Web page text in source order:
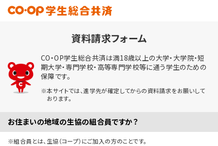
資料請求フォーム
CO・OP学生総合共済は満18歳以上の大学・大学院・短
期大学・専門学校・高等専門学校等に通う学生のための
保障です。
※本サイトでは、進学先が確定してからの資料請求をお願いして
おります。
お住まいの地域の生協の組合員ですか？
※組合員とは、生協（コープ）にご加入の方のことです。